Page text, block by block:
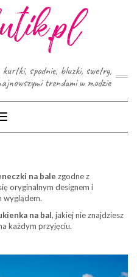
spodnie, bluzki, swetry,
trendami w modzie
Toggle
Navigation
na bale zgodne z
oryginalnym designem i
wyglądem.
na bal, jakiej nie znajdziesz
każdym przyjęciu.